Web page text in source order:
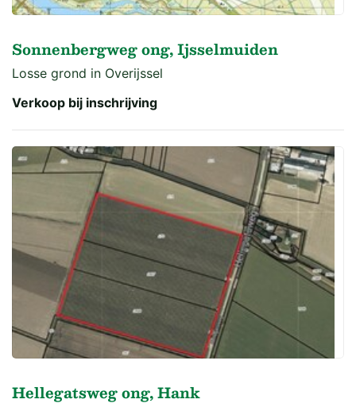
Sonnenbergweg ong, Ijsselmuiden
Losse grond in Overijssel
Verkoop bij inschrijving
Hellegatsweg ong, Hank